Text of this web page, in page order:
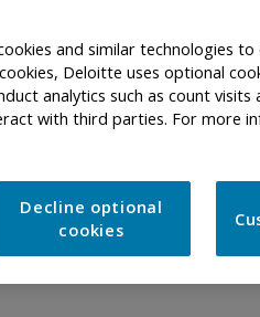
og Kraka Advisory, er
klimapartnerskaber,
på sporet med
and similar technologies
Deloitte uses optional
analytics such as count visits
with third parties. For more
Decline optional
cookies